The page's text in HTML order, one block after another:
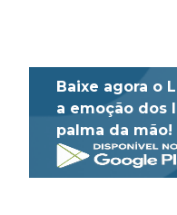
Baixe agora o
a emoção dos
palma da mão!